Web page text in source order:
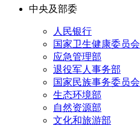
中央及部委
人民银行
国家卫生健康委员会
应急管理部
退役军人事务部
国家民族事务委员会
生态环境部
自然资源部
文化和旅游部